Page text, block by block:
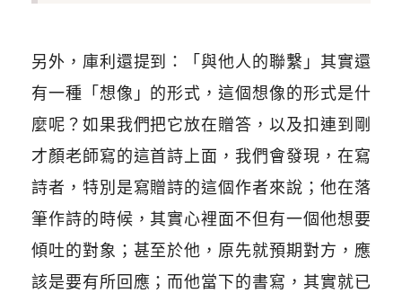
另外，庫利還提到：「與他人的聯繫」其實還
有一種「想像」的形式，這個想像的形式是什
麼呢？如果我們把它放在贈答，以及扣連到剛
才顏老師寫的這首詩上面，我們會發現，在寫
詩者，特別是寫贈詩的這個作者來說；他在落
筆作詩的時候，其實心裡面不但有一個他想要
傾吐的對象；甚至於他，原先就預期對方，應
該是要有所回應；而他當下的書寫，其實就已